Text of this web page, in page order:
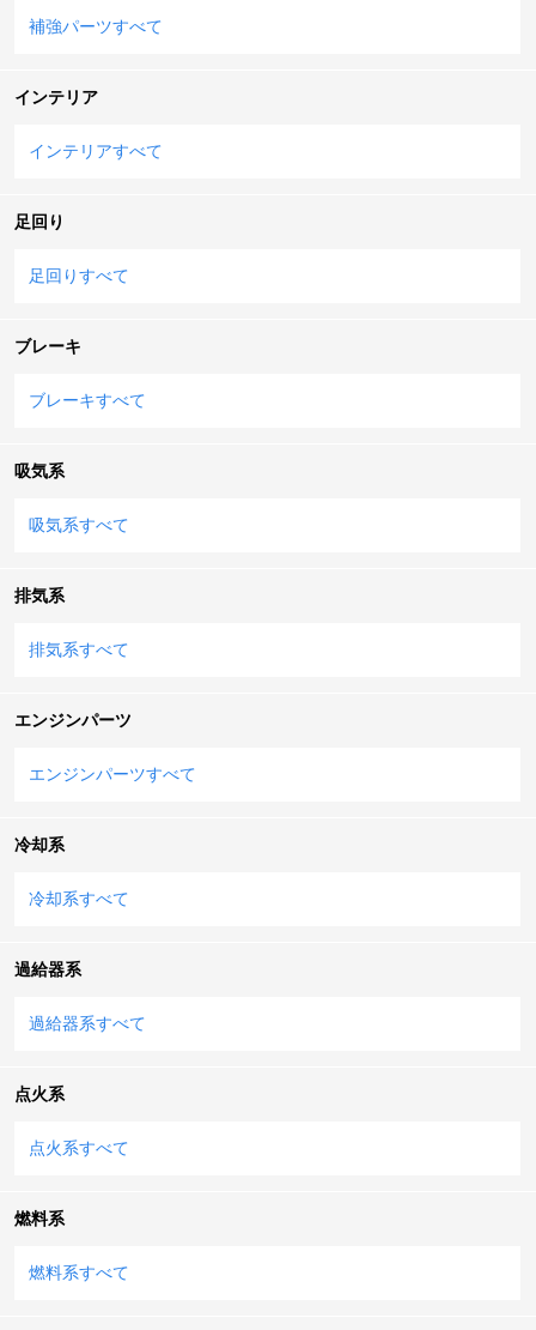
補強パーツすべて
インテリア
インテリアすべて
足回り
足回りすべて
ブレーキ
ブレーキすべて
吸気系
吸気系すべて
排気系
排気系すべて
エンジンパーツ
エンジンパーツすべて
冷却系
冷却系すべて
過給器系
過給器系すべて
点火系
点火系すべて
燃料系
燃料系すべて